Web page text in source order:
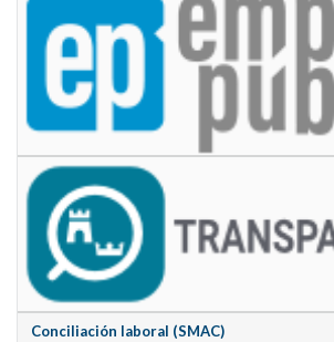
Conciliación laboral (SMAC)